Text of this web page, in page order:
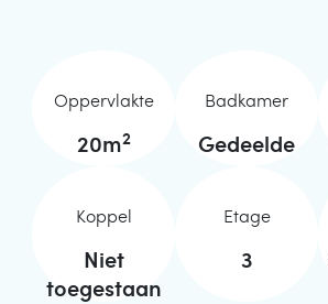
Oppervlakte
20m2
Badkamer
Gedeelde
Koppel
Niet
toegestaan
Etage
3